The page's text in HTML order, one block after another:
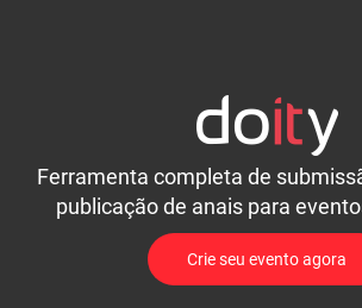
Ferramenta completa de
publicação de anais para
Crie seu evento agora